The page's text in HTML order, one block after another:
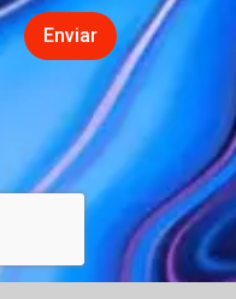
Enviar